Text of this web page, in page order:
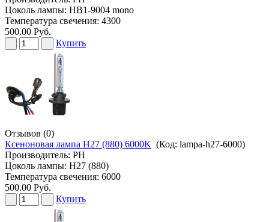
Цоколь лампы: HB1-9004 mono
Температура свечения: 4300
500.00 Руб.
Купить
Отзывов (0)
Ксеноновая лампа H27 (880) 6000K (Код: lampa-h27-6000)
Производитель: PH
Цоколь лампы: H27 (880)
Температура свечения: 6000
500.00 Руб.
Купить